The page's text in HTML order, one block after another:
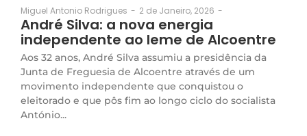
Miguel Antonio Rodrigues - 2 de Janeiro, 2026 -
André Silva: a nova energia
independente ao leme de Alcoentre
Aos 32 anos, André Silva assumiu a presidência da
Junta de Freguesia de Alcoentre através de um
movimento independente que conquistou o
eleitorado e que pôs fim ao longo ciclo do socialista
António...